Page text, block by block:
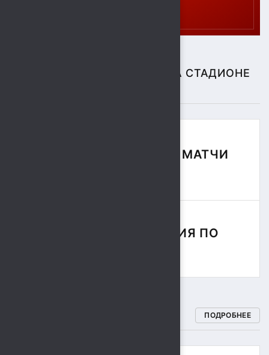
СПОРТИВНЫЕ СОБЫТИЯ НА СТАДИОНЕ
ФУТБОЛЬНЫЕ МАТЧИ
СОРЕВНОВАНИЯ ПО
ПОДРОБНЕЕ